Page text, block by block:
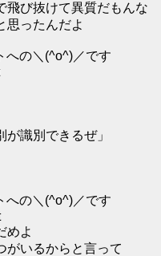
飛び抜けて異質だもんな
思ったんだよ
への＼(^o^)／です
が識別できるぜ」
への＼(^o^)／です
めよ
がいるからと言って